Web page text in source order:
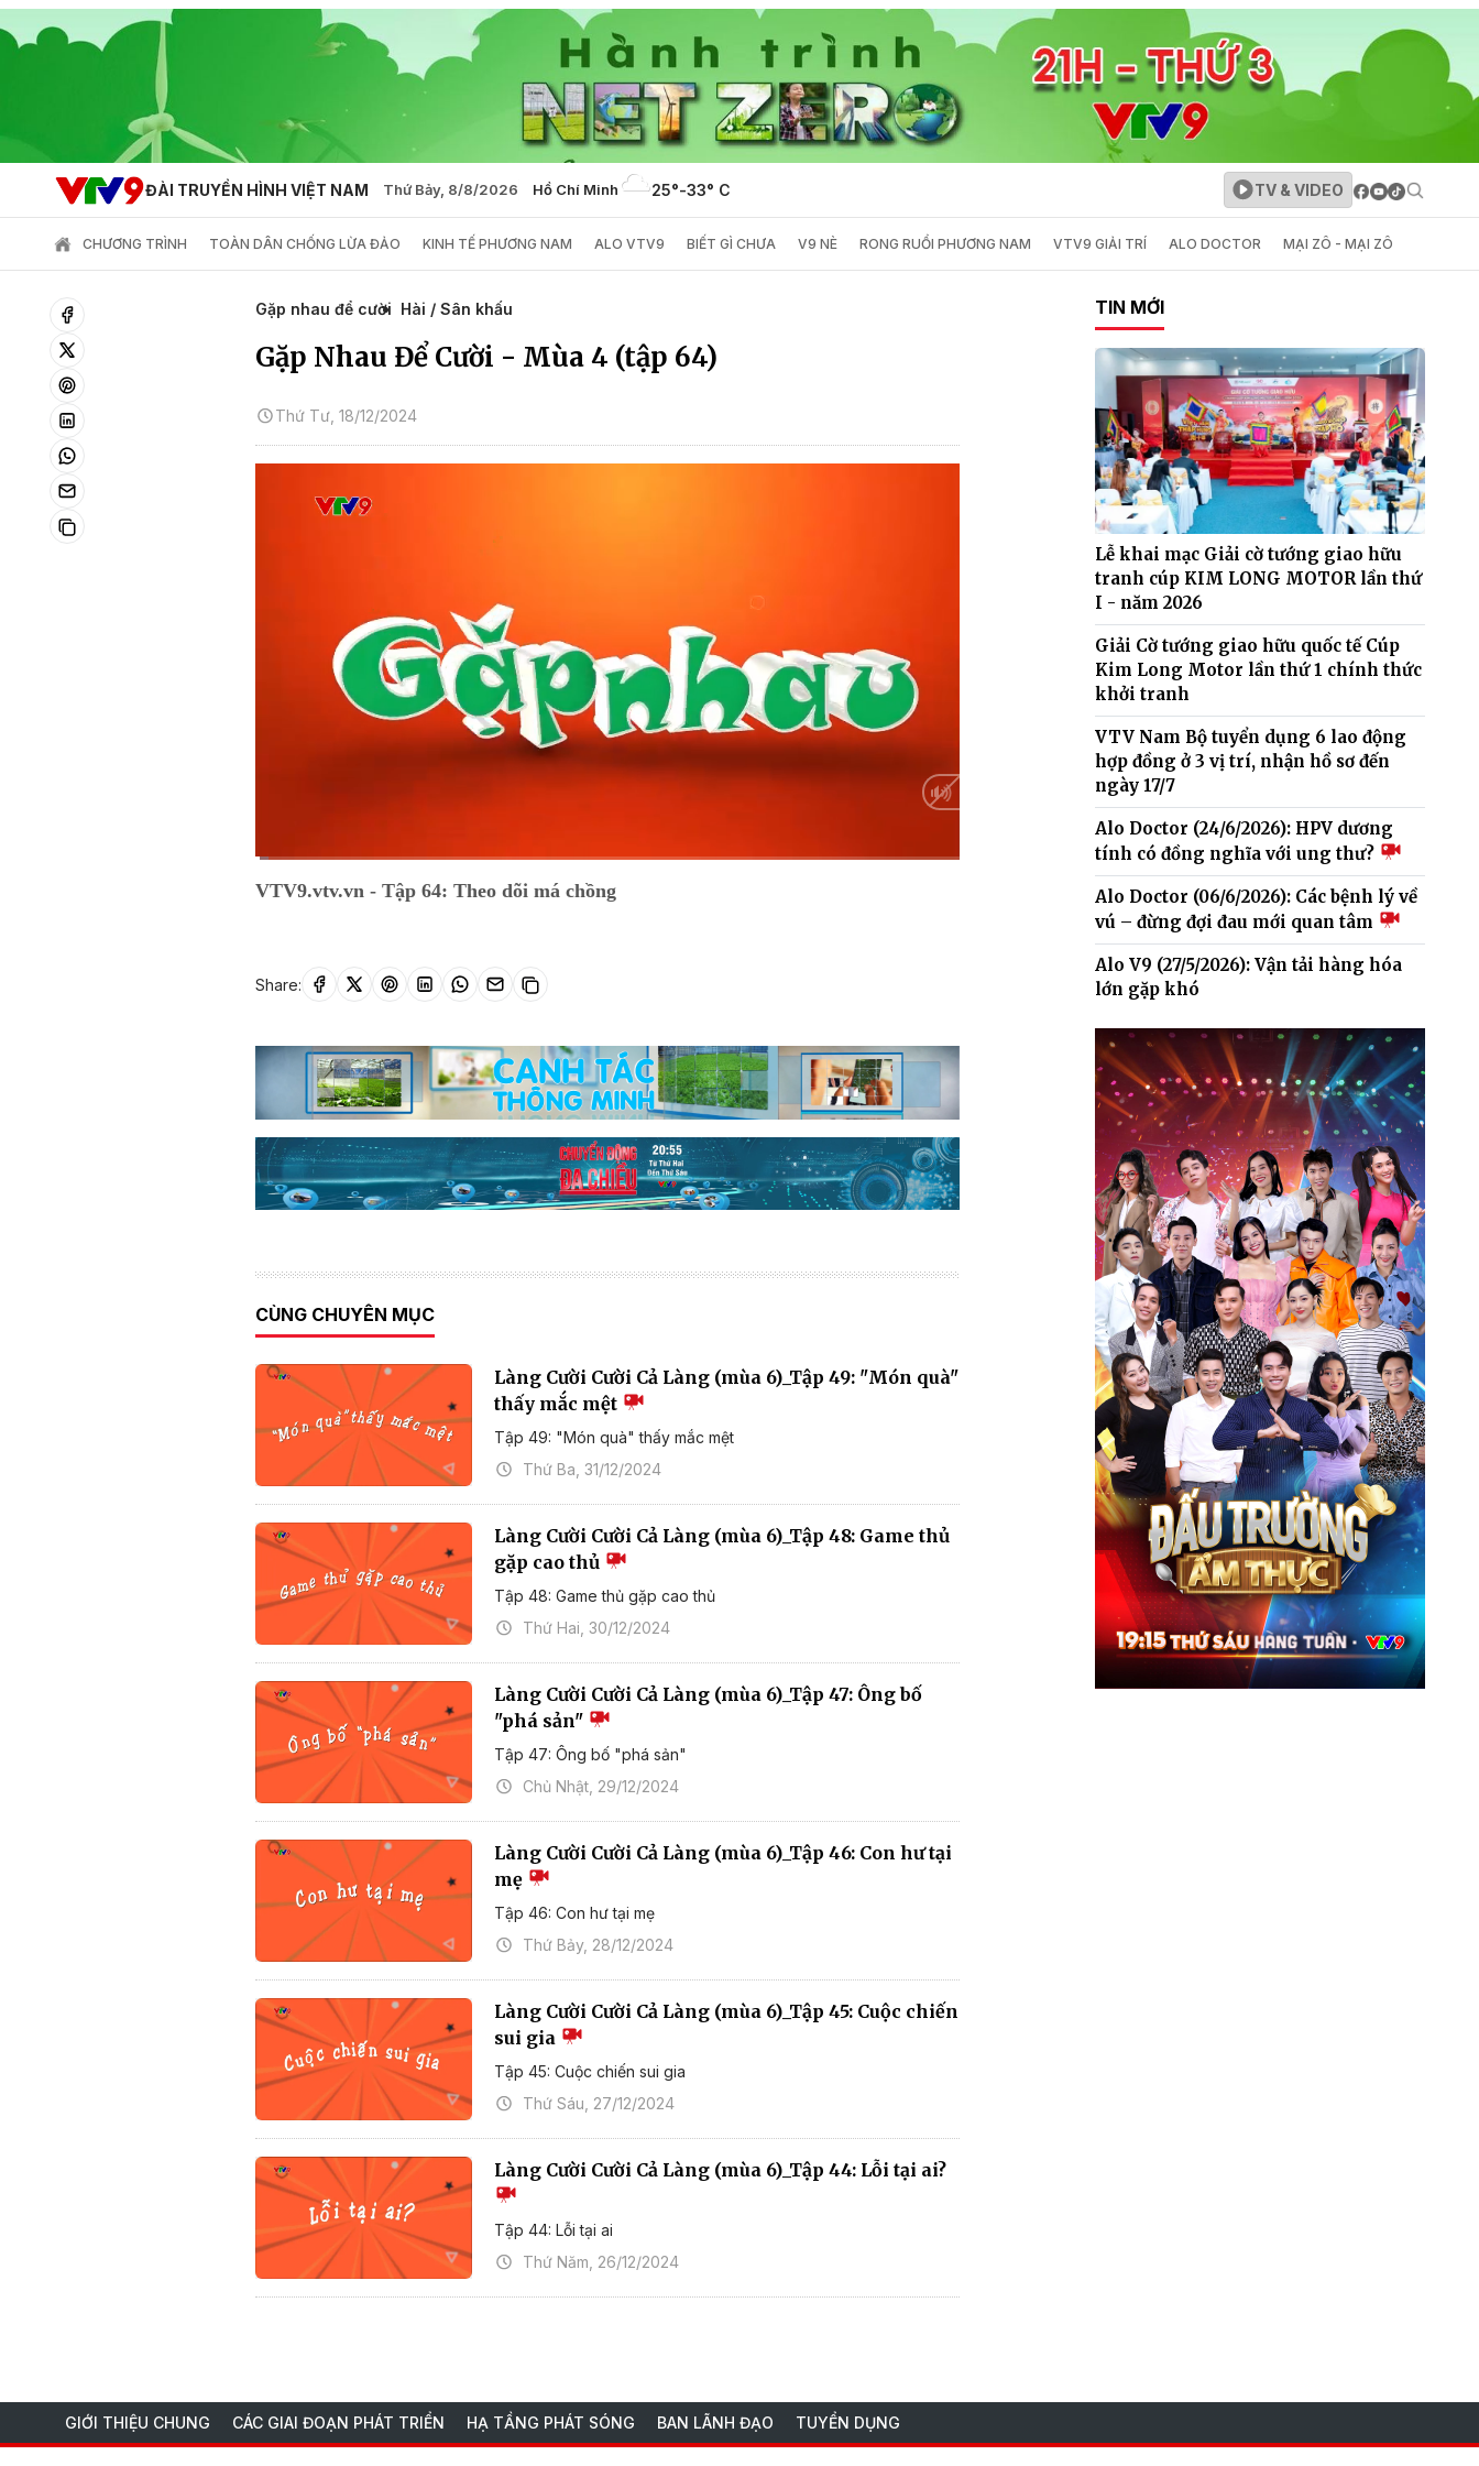
ĐÀI TRUYỀN HÌNH VIỆT NAM Thứ Bảy, 8/8/2026 Hồ Chí Minh 25°-33° C TV & VIDEO
CHƯƠNG TRÌNH TOÀN DÂN CHỐNG LỪA ĐẢO KINH TẾ PHƯƠNG NAM ALO VTV9 BIẾT GÌ CHƯA V9 NÈ RONG RUỔI PHƯƠNG NAM VTV9 GIẢI TRÍ ALO DOCTOR MẠI ZÔ - MẠI ZÔ
Gặp nhau để cười Hài / Sân khấu
Gặp Nhau Để Cười - Mùa 4 (tập 64)
Thứ Tư, 18/12/2024
VTV9.vtv.vn - Tập 64: Theo dõi má chồng
Share:
CÙNG CHUYÊN MỤC
Làng Cười Cười Cả Làng (mùa 6)_Tập 49: "Món quà"
thấy mắc mệt
Tập 49: "Món quà" thấy mắc mệt
Thứ Ba, 31/12/2024
Làng Cười Cười Cả Làng (mùa 6)_Tập 48: Game thủ
gặp cao thủ
Tập 48: Game thủ gặp cao thủ
Thứ Hai, 30/12/2024
Làng Cười Cười Cả Làng (mùa 6)_Tập 47: Ông bố
"phá sản"
Tập 47: Ông bố "phá sản"
Chủ Nhật, 29/12/2024
Làng Cười Cười Cả Làng (mùa 6)_Tập 46: Con hư tại
mẹ
Tập 46: Con hư tại mẹ
Thứ Bảy, 28/12/2024
Làng Cười Cười Cả Làng (mùa 6)_Tập 45: Cuộc chiến
sui gia
Tập 45: Cuộc chiến sui gia
Thứ Sáu, 27/12/2024
Làng Cười Cười Cả Làng (mùa 6)_Tập 44: Lỗi tại ai?
Tập 44: Lỗi tại ai
Thứ Năm, 26/12/2024
TIN MỚI
Lễ khai mạc Giải cờ tướng giao hữu
tranh cúp KIM LONG MOTOR lần thứ
I - năm 2026
Giải Cờ tướng giao hữu quốc tế Cúp
Kim Long Motor lần thứ 1 chính thức
khởi tranh
VTV Nam Bộ tuyển dụng 6 lao động
hợp đồng ở 3 vị trí, nhận hồ sơ đến
ngày 17/7
Alo Doctor (24/6/2026): HPV dương
tính có đồng nghĩa với ung thư?
Alo Doctor (06/6/2026): Các bệnh lý về
vú – đừng đợi đau mới quan tâm
Alo V9 (27/5/2026): Vận tải hàng hóa
lớn gặp khó
GIỚI THIỆU CHUNG CÁC GIAI ĐOẠN PHÁT TRIỂN HẠ TẦNG PHÁT SÓNG BAN LÃNH ĐẠO TUYỂN DỤNG